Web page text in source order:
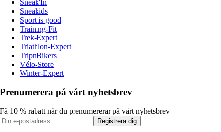
Sneak'In
Sneakids
Sport is good
Training-Fit
Trek-Expert
Triathlon-Expert
TripnBikers
Vélo-Store
Winter-Expert
Prenumerera på vårt nyhetsbrev
Få 10 % rabatt när du prenumererar på vårt nyhetsbrev
Registrera dig